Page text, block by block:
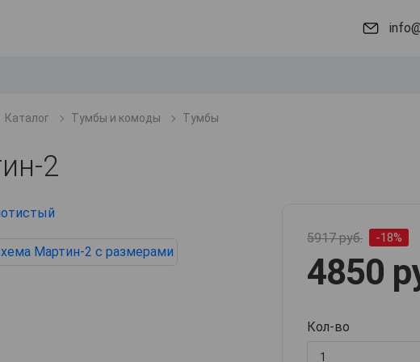
Каталог Тумбы и комоды Тумбы
2
5917 руб. -18%
4850
Кол-во